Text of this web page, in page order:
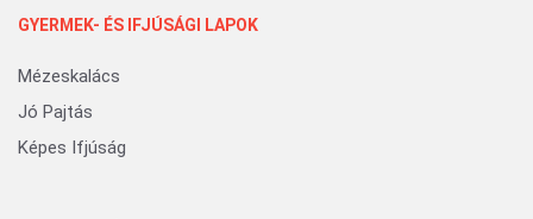
GYERMEK- ÉS IFJÚSÁGI LAPOK
Mézeskalács
Jó Pajtás
Képes Ifjúság